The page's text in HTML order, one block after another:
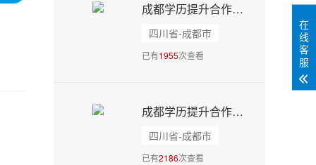
成都学历提升合作院校丨四川师范大学-自考成考 - 15902813070
四川省-成都市
已有1955次查看
成都学历提升合作院校丨成都理工大学-自考成考 - 15902813070
四川省-成都市
已有2186次查看
在
线
客
服